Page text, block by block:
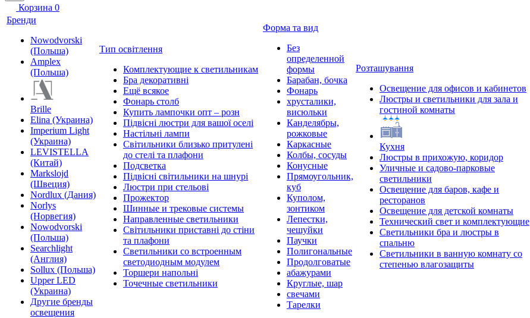
Корзина 0
Бренди
Nowodvorski
(Польша)
Amplex
(Польша)
Brille
Elina (Украина)
Imperium Light
(Украина)
LEVISTELLA
(Китай)
Markslojd
(Швеция)
Nordlux (Дания)
Norlys
(Норвегия)
Nowodvorski
(Польша)
Searchlight
(Англия)
Sollux (Польша)
Upper LED
(Украина)
Другие бренды
освещения
Тип освітлення
Комплектующие к светильникам
Бра декоративні
Ещё всякое
Фонарь столб
Купить лампочки опт – розн
Підвісні люстри для вашої оселі
Настільні лампи
Світильники близько притулені
до стелі та плафони
Подсветка
Підвісні світильники на шнурі
Люстри при стельові
Прожектор
Шинные и трековые системы
Направленные светильники
Світильники приставні до стіни
та плафони
Светильники со встроенным
светодиодным модулем
Торшери напольні
Точечные светильники
Форма та вид
Без
определенной
формы
Барабан, бочка
Фонарь
хрусталики,
висюльки
Канделябры,
рожковые
Каркасные
Колбы, сосуды
Конусные
Прямоугольник,
куб
Куполом,
зонтиком
Лепестки,
чешуйки
Паучки
Полигональные
Продолговатые
абажурами
Круглые, шар
свечами
Тарелки
Розташування
Освещение для офисов и кабинетов
Люстры и светильники для зала и
гостиной комнаты
Кухня
Люстры в прихожую, коридор
Уличные и садово-парковые
светильники
Освещение для баров, кафе и
ресторанов
Освещение для детской комнаты
Технический свет и комплектующие
Светильники бра и люстры в
спальню
Светильники в ванную комнату со
степенью влагозащиты